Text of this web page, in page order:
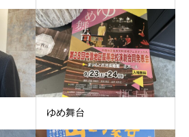
ゆめ舞台